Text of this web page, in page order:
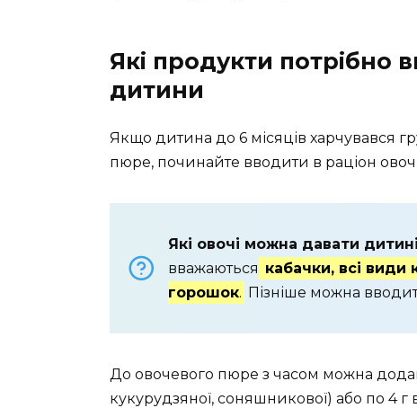
Які продукти потрібно
дитини
Якщо дитина до 6 місяців харчувався
пюре, починайте вводити в раціон
Які овочі можна давати
вважаються кабачки, всі види
горошок. Пізніше можна
До овочевого пюре з часом можна
кукурудзяної, соняшникової) або по 4